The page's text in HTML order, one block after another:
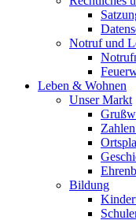
Notruf und
Leben & Wohnen
Unser Markt
Bildung